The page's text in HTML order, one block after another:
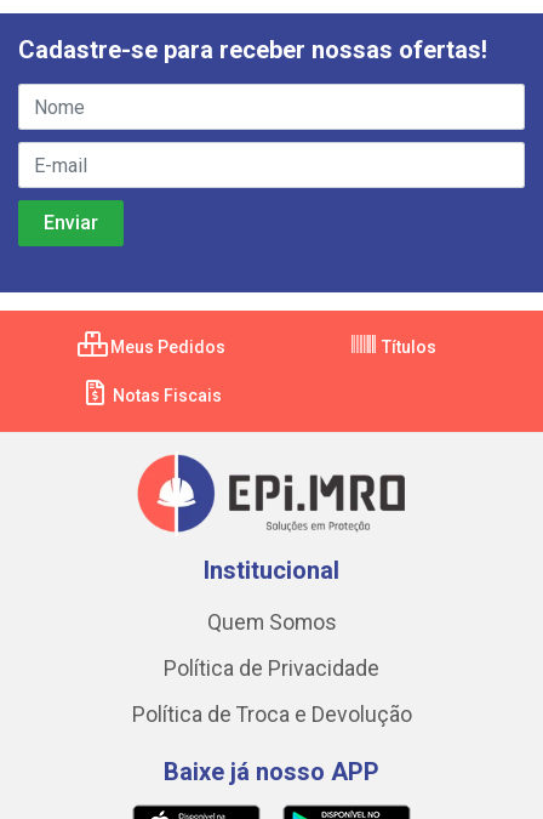
Cadastre-se para receber nossas ofertas!
Meus Pedidos Títulos
Notas Fiscais
Institucional
Quem Somos
Política de Privacidade
Política de Troca e Devolução
Baixe já nosso APP